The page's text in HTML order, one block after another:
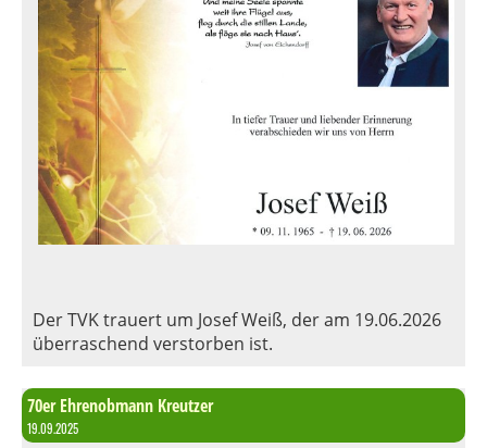
Der TVK trauert um Josef Weiß, der am 19.06.2026
überraschend verstorben ist.
70er Ehrenobmann Kreutzer
19.09.2025